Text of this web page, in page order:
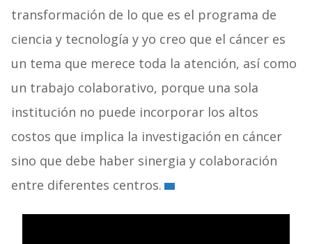
transformación de lo que es el programa de
ciencia y tecnología y yo creo que el cáncer es
un tema que merece toda la atención, así como
un trabajo colaborativo, porque una sola
institución no puede incorporar los altos
costos que implica la investigación en cáncer
sino que debe haber sinergia y colaboración
entre diferentes centros.